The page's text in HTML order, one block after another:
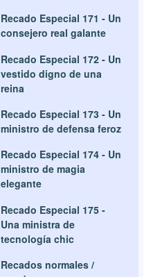
Recado Especial 171 - Un
consejero real galante
Recado Especial 172 - Un
vestido digno de una
reina
Recado Especial 173 - Un
ministro de defensa feroz
Recado Especial 174 - Un
ministro de magia
elegante
Recado Especial 175 -
Una ministra de
tecnología chic
Recados normales /